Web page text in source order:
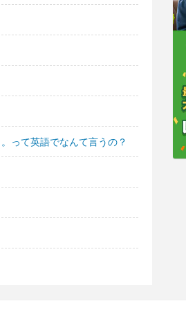
って英語でなんて言うの？